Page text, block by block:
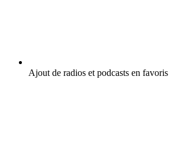
Ajout de radios et podcasts en favoris